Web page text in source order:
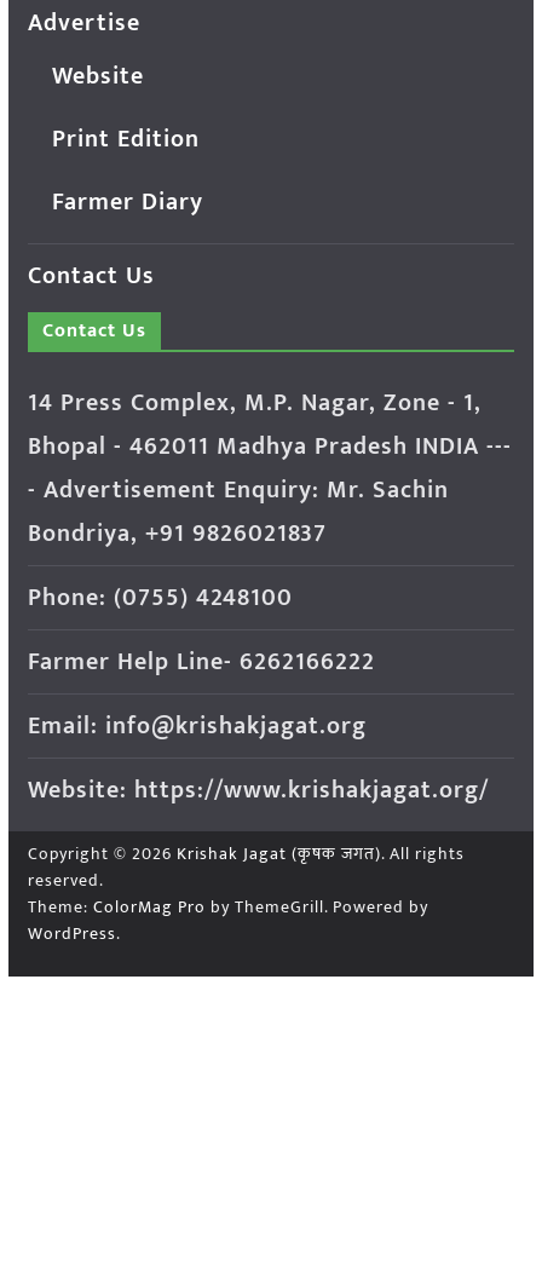
Advertise
Website
Print Edition
Farmer Diary
Contact Us
Contact Us
14 Press Complex, M.P. Nagar, Zone - 1,
Bhopal - 462011 Madhya Pradesh INDIA ---
- Advertisement Enquiry: Mr. Sachin
Bondriya, +91 9826021837
Phone: (0755) 4248100
Farmer Help Line- 6262166222
Email: info@krishakjagat.org
Website: https://www.krishakjagat.org/
Copyright © 2026 Krishak Jagat (कृषक जगत). All rights
reserved.
Theme: ColorMag Pro by ThemeGrill. Powered by
WordPress.